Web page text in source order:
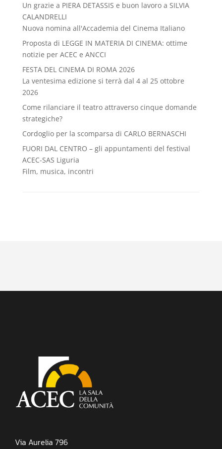
Un grazie a PIERA DETASSIS e buon lavoro a SILVIA
CALANDRELLI
Nuova nomina all'Accademia del Cinema Italiano
Proposta di LEGGE IN MATERIA DI CINEMA: ottime
notizie per ACEC e ANCCI
FESTA DEL CINEMA DI ROMA 2026
La ventesima edizione si terrà dal 4 al 25 ottobre
2026
Come rilanciare il teatro attraverso cinque domande
strategiche?
Cordoglio per la scomparsa di CARLO BERNASCHI
FUORI DAL CENTRO – gli appuntamenti del festival
ACEC-SAS Liguria
Film, musica, incontri
Via Aurelia 796